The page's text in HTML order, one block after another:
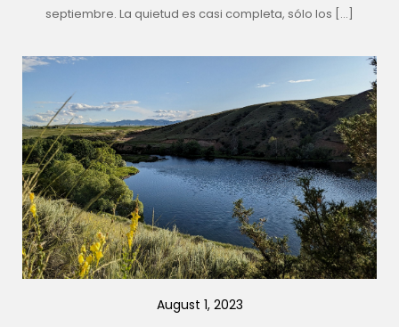
septiembre. La quietud es casi completa, sólo los […]
August 1, 2023